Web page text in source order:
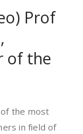
Prof
of the
the most
in field of